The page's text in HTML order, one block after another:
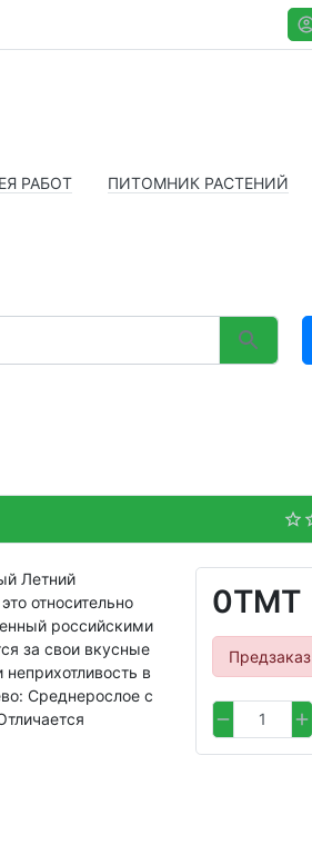
РАБОТ ПИТОМНИК РАСТЕНИЙ
0TMT
Предзаказ
Летний
относительно
российскими
за свои вкусные
в
Среднерослое с